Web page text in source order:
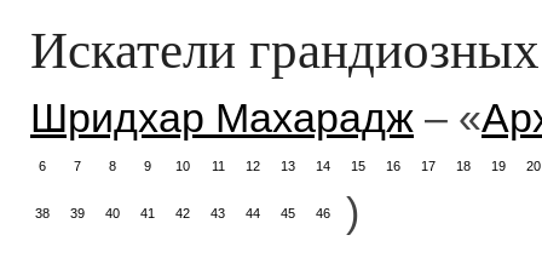
Искатели
Шридхар Махарадж – «
6 7 8 9 10 11 12 13 14 15 16 17 18 19 20
38 39 40 41 42 43 44 45 46
)